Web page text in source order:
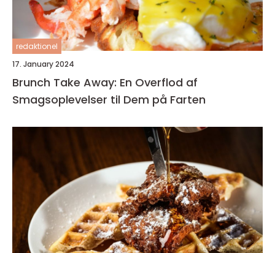
redaktionel
17. January 2024
Brunch Take Away: En Overflod af
Smagsoplevelser til Dem på Farten